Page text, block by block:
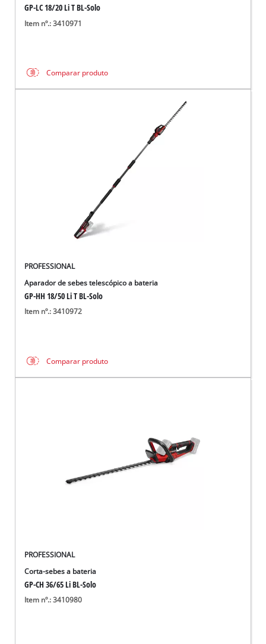
GP-LC 18/20 Li T BL-Solo
Item nº.: 3410971
Comparar produto
PROFESSIONAL
Aparador de sebes telescópico a bateria
GP-HH 18/50 Li T BL-Solo
Item nº.: 3410972
Comparar produto
PROFESSIONAL
Corta-sebes a bateria
GP-CH 36/65 Li BL-Solo
Item nº.: 3410980